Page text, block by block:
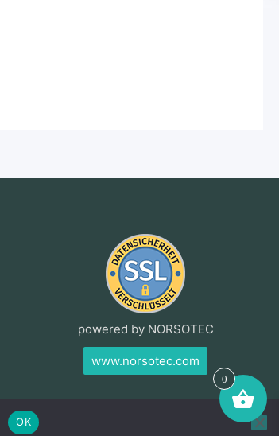
powered by NORSOTEC
www.norsotec.com
0
OK